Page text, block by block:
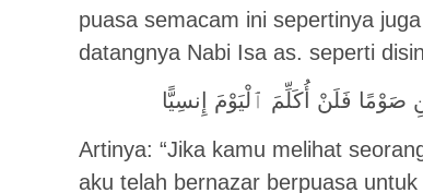
puasa semacam ini sepertinya
datangnya Nabi Isa as. seperti
فَلَنْ أُكَلِّمَ ٱلْيَوْمَ إِنسِيًّا
Artinya: “Jika kamu melihat
aku telah bernazar berpuasa